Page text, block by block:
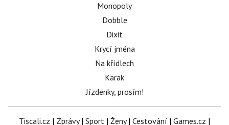
Monopoly
Dobble
Dixit
Krycí jména
Na křídlech
Karak
Jízdenky, prosím!
Tiscali.cz | Zprávy| Sport | Ženy| Cestování | Games.cz |